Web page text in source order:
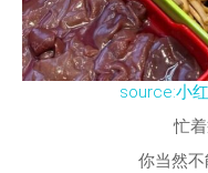
source:小
忙
你当然不